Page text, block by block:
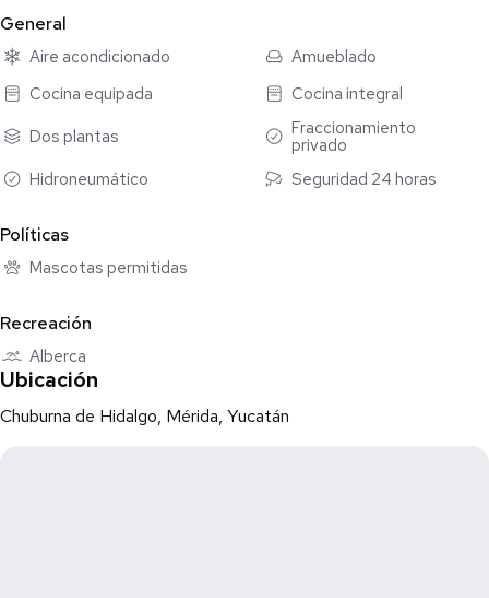
Terraza
PLANTA ALTA:
Recámara secundaria con closet de pared y baño completo
EQUIPAMIENTO:
Meseta desayunadora
Parrilla
Refrigerador
3 minisplits
Mosquiteros
Hidroneumático
General
Aire acondicionado
Amueblado
Cocina equipada
Cocina integral
Dos plantas
Fraccionamiento
privado
Hidroneumático
Seguridad 24 horas
Políticas
Mascotas permitidas
Recreación
Alberca
Ubicación
Chuburna de Hidalgo, Mérida, Yucatán